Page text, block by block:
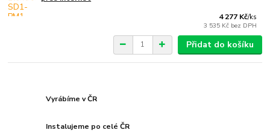
4 277 Kč/ks
3 535 Kč bez DPH
Přidat do košíku
Vyrábíme v ČR
Instalujeme po celé ČR